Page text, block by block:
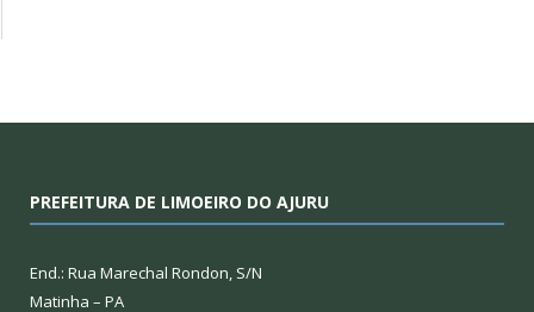
PREFEITURA DE LIMOEIRO DO AJURU
End.: Rua Marechal Rondon, S/N
Matinha – PA